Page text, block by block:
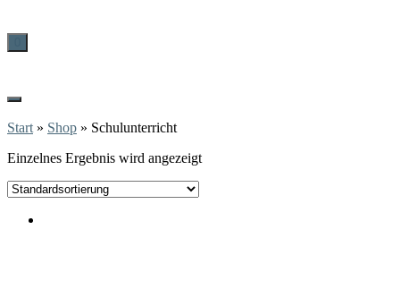
Start » Shop » Schulunterricht
Einzelnes Ergebnis wird angezeigt